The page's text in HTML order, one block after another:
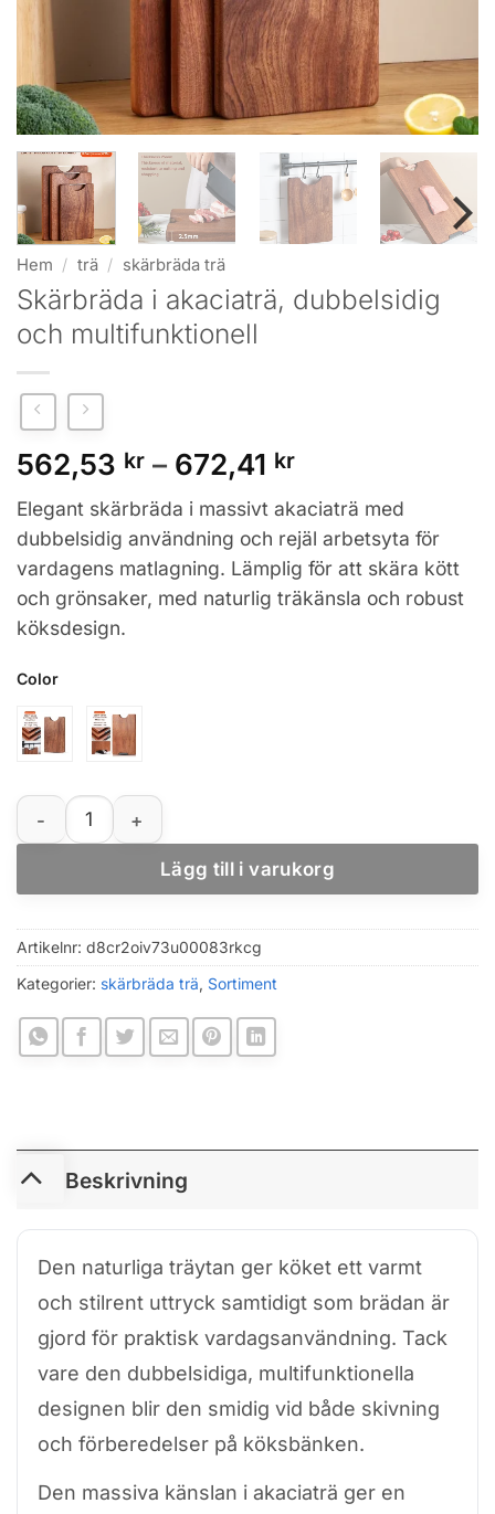
Hem / trä / skärbräda trä
Skärbräda i akaciaträ, dubbelsidig
och multifunktionell
562,53 kr – 672,41 krPrisintervall:
till
672,41 kr
Elegant skärbräda i massivt akaciaträ med
dubbelsidig användning och rejäl arbetsyta för
vardagens matlagning. Lämplig för att skära kött
och grönsaker, med naturlig träkänsla och robust
köksdesign.
Color
Skärbräda i akaciaträ, dubbelsidig och multifunktionell
Lägg till i varukorg
Artikelnr: d8cr2oiv73u00083rkcg
Kategorier: skärbräda trä Sortiment
Beskrivning
Den naturliga träytan ger köket ett varmt
och stilrent uttryck samtidigt som brädan är
gjord för praktisk vardagsanvändning. Tack
vare den dubbelsidiga, multifunktionella
designen blir den smidig vid både skivning
och förberedelser på köksbänken.
Den massiva känslan i akaciaträ ger en